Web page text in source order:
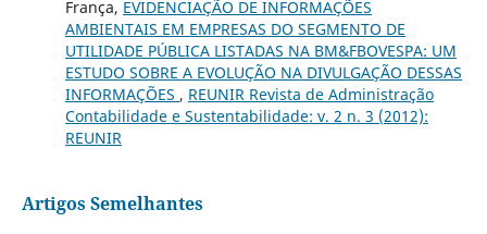
França, EVIDENCIAÇÃO DE INFORMAÇÕES
AMBIENTAIS EM EMPRESAS DO SEGMENTO DE
UTILIDADE PÚBLICA LISTADAS NA BM&FBOVESPA: UM
ESTUDO SOBRE A EVOLUÇÃO NA DIVULGAÇÃO DESSAS
INFORMAÇÕES , REUNIR Revista de Administração
Contabilidade e Sustentabilidade: v. 2 n. 3 (2012):
REUNIR
Artigos Semelhantes